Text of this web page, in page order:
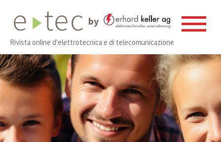
by
Rivista online d'elettrotecnica e di telecomunicazione